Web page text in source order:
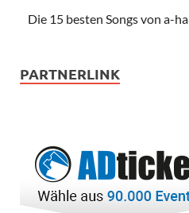
Die 15 besten Songs von a-ha
PARTNERLINK